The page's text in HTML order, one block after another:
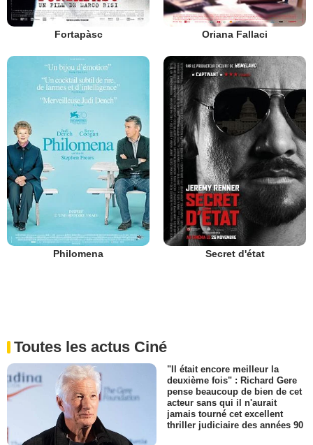
Fortapàsc Oriana Fallaci
Philomena Secret d'état
Toutes les actus Ciné
"Il était encore meilleur la
deuxième fois" : Richard Gere
pense beaucoup de bien de cet
acteur sans qui il n'aurait
jamais tourné cet excellent
thriller judiciaire des années 90